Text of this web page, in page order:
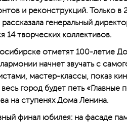
и реконструкций. Только
генеральный
14 творческих коллективов.
отметят 100-летие
начнет звучать с
мастер-классы, показ
город будет петь
на ступенях Дома Ленина.
финал юбилея: на фасаде